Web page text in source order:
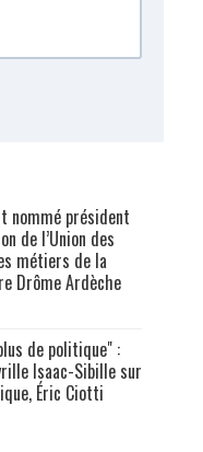
nommé président
de l’Union des
métiers de la
Drôme Ardèche
de politique" :
Isaac-Sibille sur
Éric Ciotti